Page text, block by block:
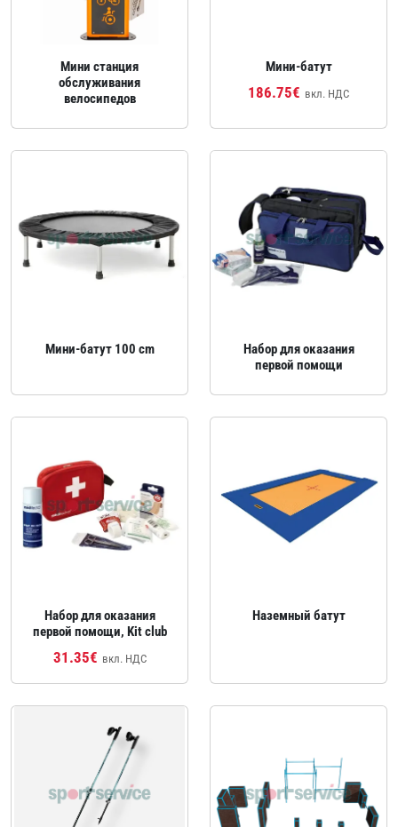
Мини станция
обслуживания
велосипедов
Мини‑батут
186.75€ вкл. НДС
Мини‑батут 100 cm
Набор для оказания
первой помощи
Набор для оказания
первой помощи, Kit club
31.35€ вкл. НДС
Наземный батут